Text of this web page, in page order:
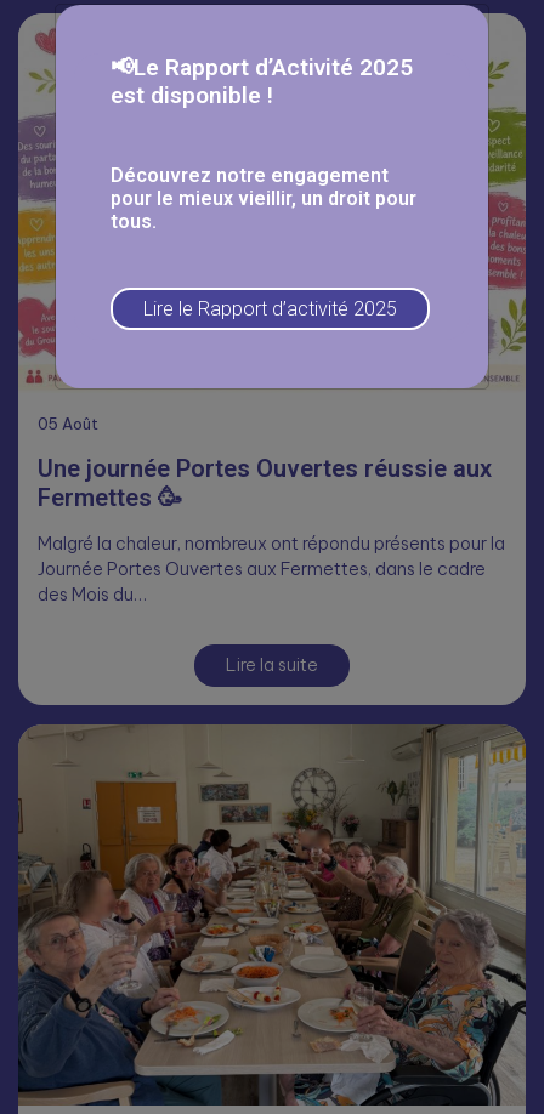
05 Août
Une journée Portes Ouvertes réussie aux
Fermettes 🥳
Malgré la chaleur, nombreux ont répondu présents pour la
Journée Portes Ouvertes aux Fermettes, dans le cadre
des Mois du…
Lire la suite
📢Le Rapport d’Activité 2025
est disponible !
Découvrez notre engagement
pour le mieux vieillir, un droit pour
tous.
Lire le Rapport d’activité 2025